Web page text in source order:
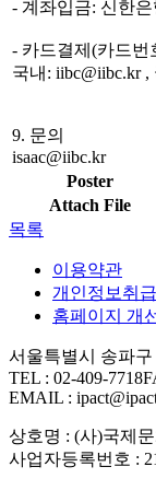
- 계좌입금: 신한
- 카드결제(카드번
국내: iibc@iibc.kr ,
9. 문의
isaac@iibc.kr
Poster
Attach File
목록
이용약관
개인정보취
홈페이지 개
서울특별시 송파
TEL : 02-409-7718
EMAIL :
상호명 : (사)국제
사업자등록번호 :